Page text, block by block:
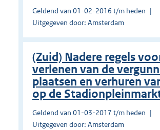
Geldend van 01-02-2016 t/m heden
Uitgegeven door: Amsterdam
(Zuid) Nadere regels
verlenen van de
plaatsen en verhuren
op de
Geldend van 01-03-2017 t/m heden
Uitgegeven door: Amsterdam